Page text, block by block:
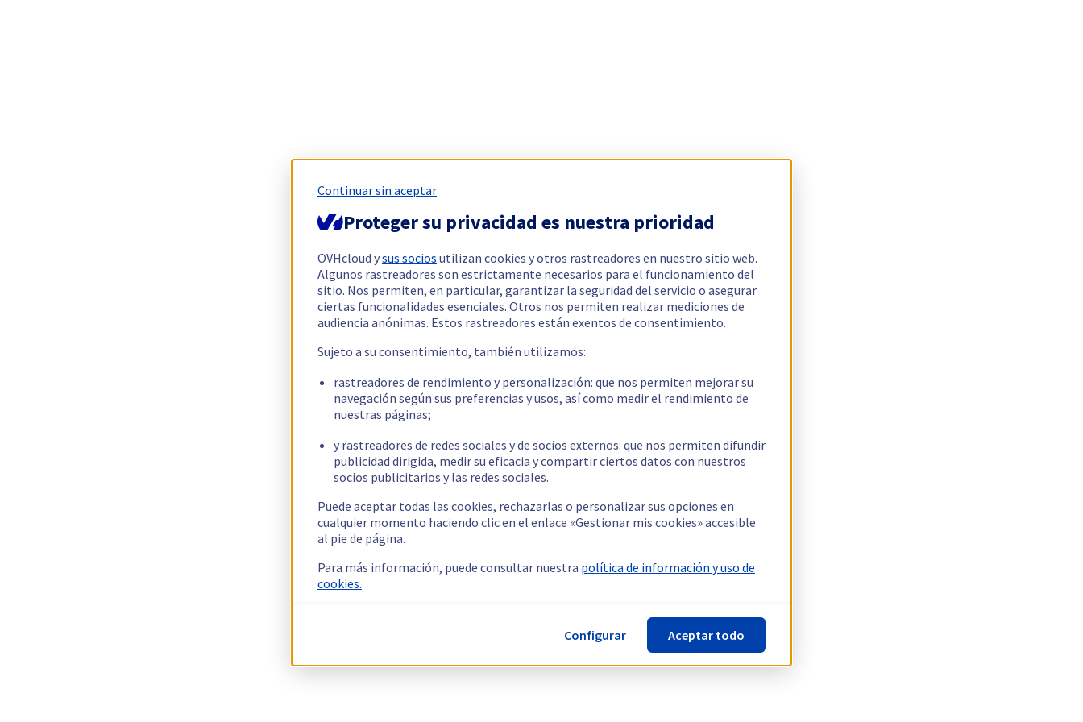
Continuar sin aceptar
Proteger su privacidad es nuestra prioridad
OVHcloud ysus socios utilizan cookies y otros rastreadores en nuestro sitio web.
Algunos rastreadores son estrictamente necesarios para el funcionamiento del
sitio. Nos permiten, en particular, garantizar la seguridad del servicio o asegurar
ciertas funcionalidades esenciales. Otros nos permiten realizar mediciones de
audiencia anónimas. Estos rastreadores están exentos de consentimiento.
Sujeto a su consentimiento, también utilizamos:
rastreadores de rendimiento y personalización: que nos permiten mejorar su
navegación según sus preferencias y usos, así como medir el rendimiento de
nuestras páginas;
y rastreadores de redes sociales y de socios externos: que nos permiten difundir
publicidad dirigida, medir su eficacia y compartir ciertos datos con nuestros
socios publicitarios y las redes sociales.
Puede aceptar todas las cookies, rechazarlas o personalizar sus opciones en
cualquier momento haciendo clic en el enlace «Gestionar mis cookies» accesible
al pie de página.
Para más información, puede consultar nuestra política de información y uso de
cookies.
Configurar Aceptar todo